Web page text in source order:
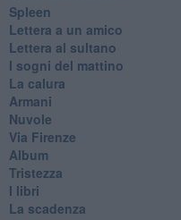
Spleen
Lettera a un amico
Lettera al sultano
I sogni del mattino
La calura
Armani
Nuvole
Via Firenze
Album
Tristezza
I libri
La scadenza